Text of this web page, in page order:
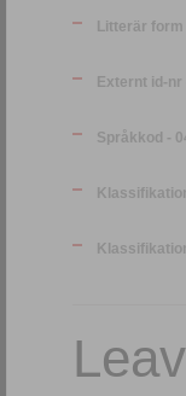
Litterär form
Externt id-
Språkkod -